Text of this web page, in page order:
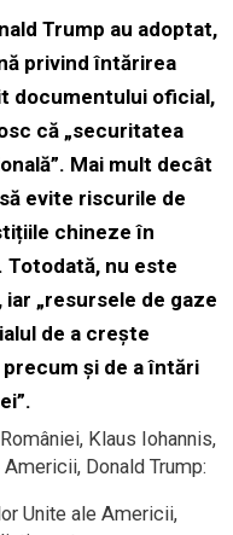
Trump au adoptat,
privind întărirea
documentului oficial,
că „securitatea
Mai mult decât
evite riscurile de
chineze în
Totodată, nu este
„resursele de gaze
de a crește
și de a întări
Klaus Iohannis,
Donald Trump:
Unite ale Americii,